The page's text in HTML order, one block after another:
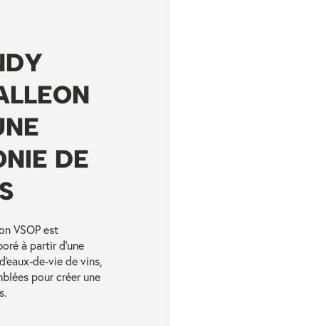
DE
VSOP est
à partir d'une
de-vie de vins,
pour créer une